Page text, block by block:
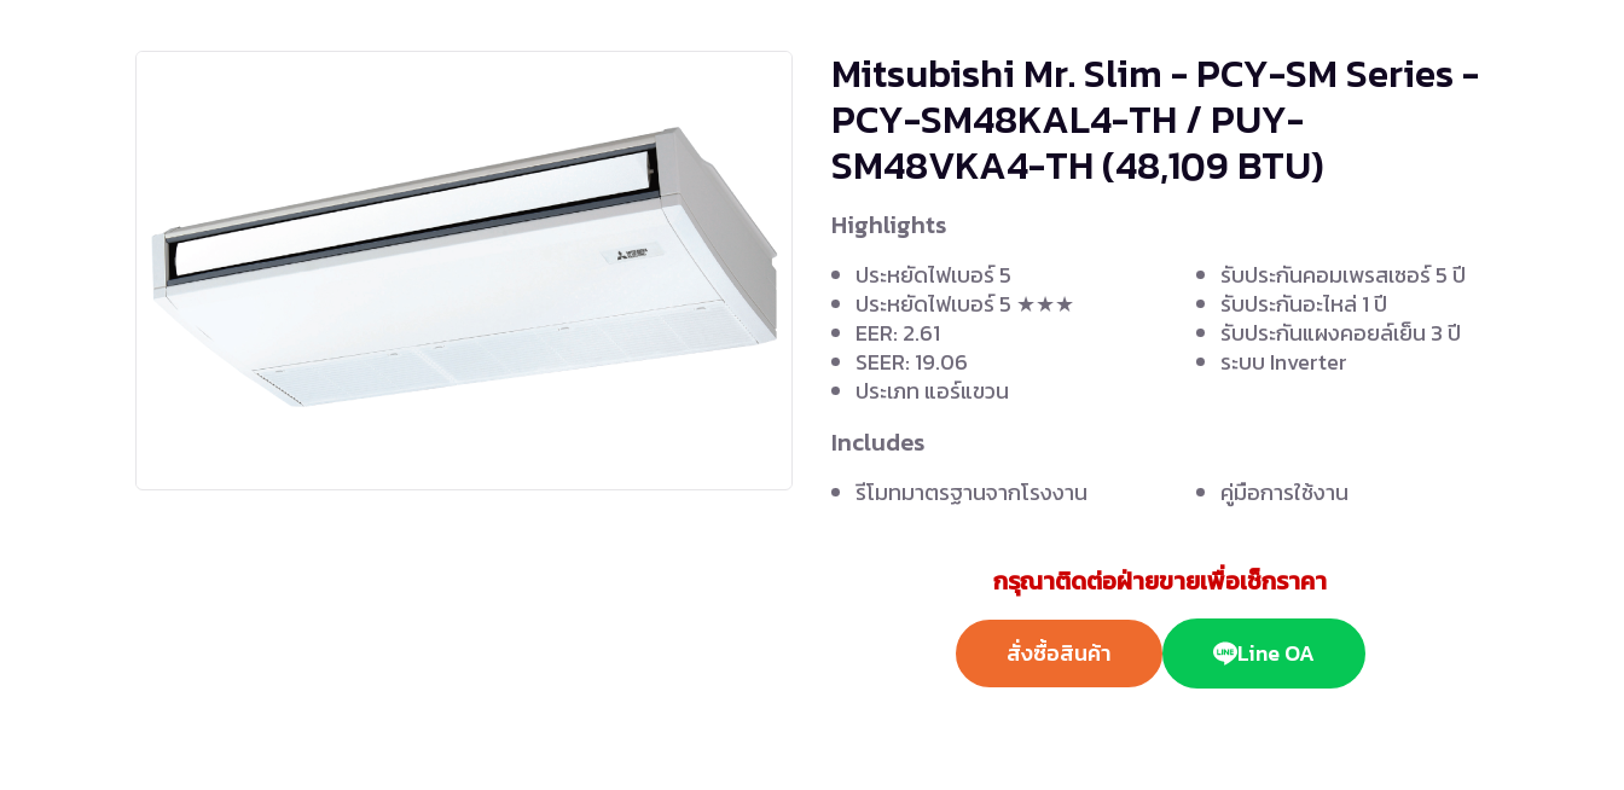
Mitsubishi Mr. Slim - PCY-SM Series -
PCY-SM48KAL4-TH / PUY-
SM48VKA4-TH(48,109 BTU)
Highlights
ประหยัดไฟเบอร์ 5
ประหยัดไฟเบอร์ 5 ★★★
EER: 2.61
SEER: 19.06
ประเภท แอร์แขวน
รับประกันคอมเพรสเซอร์ 5 ปี
รับประกันอะไหล่ 1 ปี
รับประกันแผงคอยล์เย็น 3 ปี
ระบบ Inverter
Includes
รีโมทมาตรฐานจากโรงงาน คู่มือการใช้งาน
กรุณาติดต่อฝ่ายขายเพื่อเช็กราคา
สั่งซื้อสินค้า Line OA